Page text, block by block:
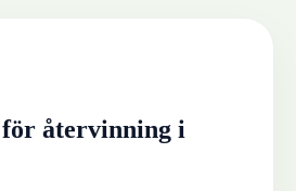
återvinning i